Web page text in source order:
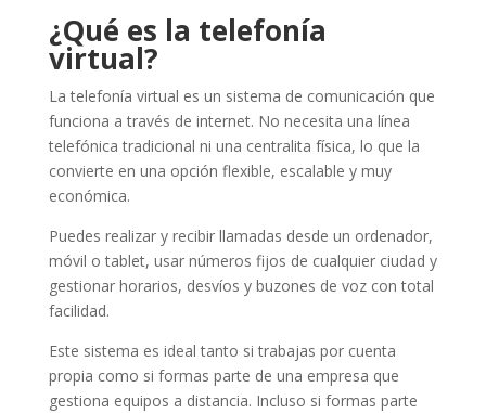
¿Qué es la telefonía
virtual?
La telefonía virtual es un sistema de comunicación que
funciona a través de internet. No necesita una línea
telefónica tradicional ni una centralita física, lo que la
convierte en una opción flexible, escalable y muy
económica.
Puedes realizar y recibir llamadas desde un ordenador,
móvil o tablet, usar números fijos de cualquier ciudad y
gestionar horarios, desvíos y buzones de voz con total
facilidad.
Este sistema es ideal tanto si trabajas por cuenta
propia como si formas parte de una empresa que
gestiona equipos a distancia. Incluso si formas parte